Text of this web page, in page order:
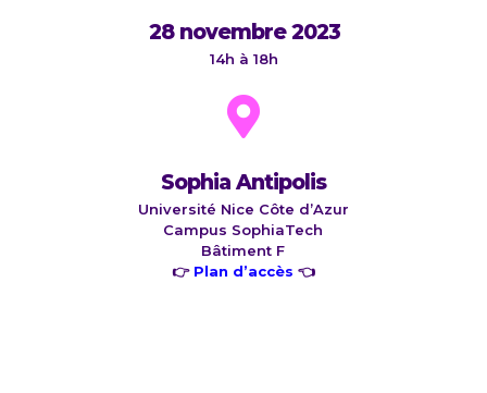
28 novembre 2023
14h à 18h

Sophia Antipolis
Université Nice Côte d’Azur
Campus SophiaTech
Bâtiment F
👉 Plan d’accès 👈